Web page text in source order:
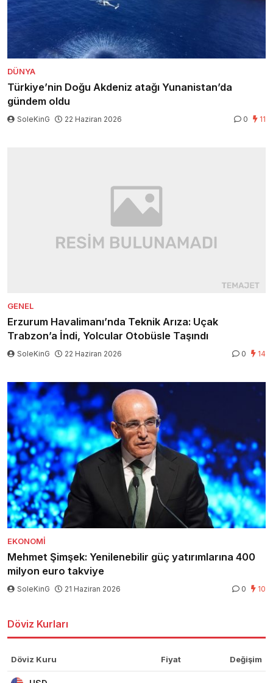
DÜNYA
Türkiye’nin Doğu Akdeniz atağı Yunanistan’da
gündem oldu
SoleKinG 22 Haziran 2026 0 11
GENEL
Erzurum Havalimanı’nda Teknik Arıza: Uçak
Trabzon’a İndi, Yolcular Otobüsle Taşındı
SoleKinG 22 Haziran 2026 0 14
EKONOMI
Mehmet Şimşek: Yenilenebilir güç yatırımlarına 400
milyon euro takviye
SoleKinG 21 Haziran 2026 0 10
Döviz Kurları
Döviz Kuru Fiyat Değişim